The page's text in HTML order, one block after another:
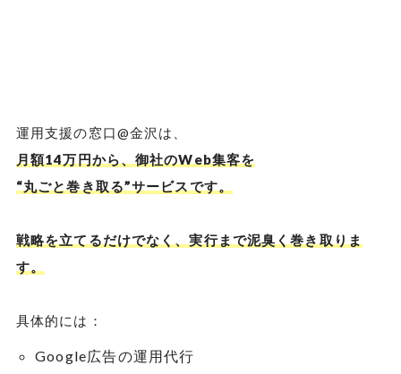
運用支援の窓口@金沢は、
月額14万円から、御社のWeb集客を
“丸ごと巻き取る”サービスです。
戦略を立てるだけでなく、実行まで泥臭く巻き取りま
す。
具体的には：
Google広告の運用代行